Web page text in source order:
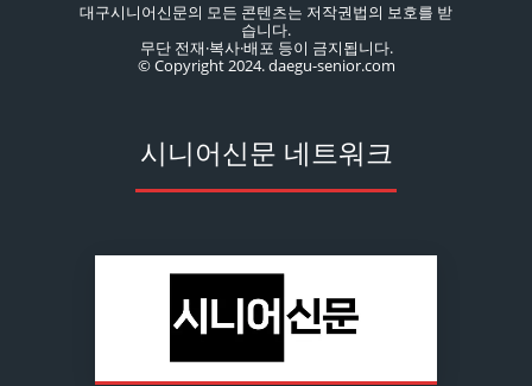
대구시니어신문의 모든 콘텐츠는 저작권법의 보호를 받
습니다.
무단 전재·복사·배포 등이 금지됩니다.
© Copyright 2024. daegu-senior.com
시니어신문 네트워크